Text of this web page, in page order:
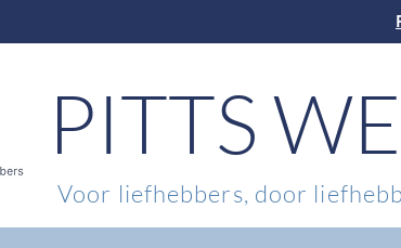
PITTS
Voor liefhebbers, door